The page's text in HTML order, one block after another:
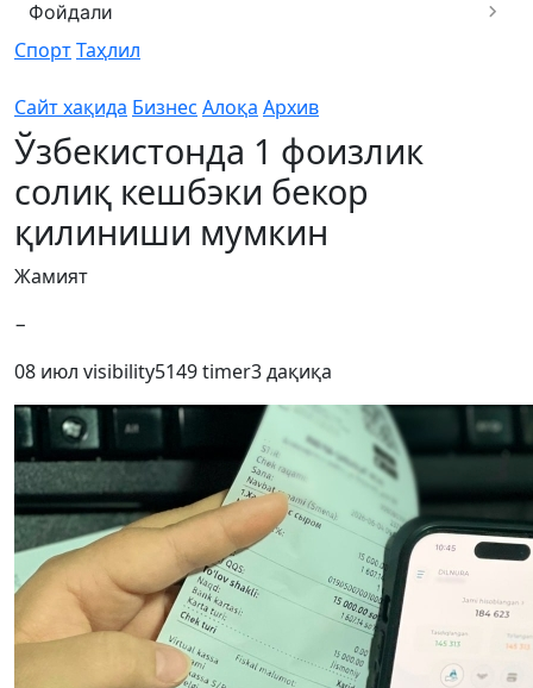
Фойдали
СпортТаҳлил
Сайт хақида Бизнес Алоқа Архив
Ўзбекистонда 1 фоизлик
солиқ кешбэки бекор
қилиниши мумкин
Жамият
−
08 июл visibility5149timer3 дақиқа